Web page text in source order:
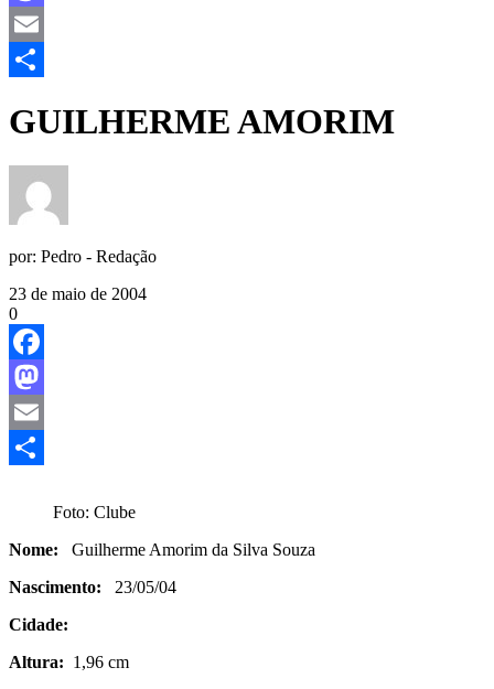
Mastodon
Email
GUILHERME AMORIM
por: Pedro - Redação
23 de maio de 2004
0
Facebook
Mastodon
Email
Foto: Clube
Nome: Guilherme Amorim da Silva Souza
Nascimento: 23/05/04
Cidade:
Altura: 1,96 cm